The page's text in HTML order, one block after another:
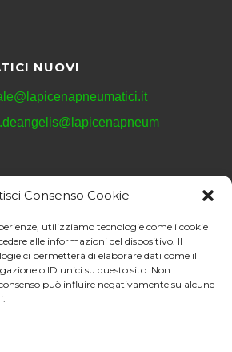
Consenso Cookie
utilizziamo tecnologie come i cookie
alle informazioni del dispositivo. Il
ci permetterà di elaborare dati come il
o ID unici su questo sito. Non
può influire negativamente su alcune
NUOVI
Pneumatici